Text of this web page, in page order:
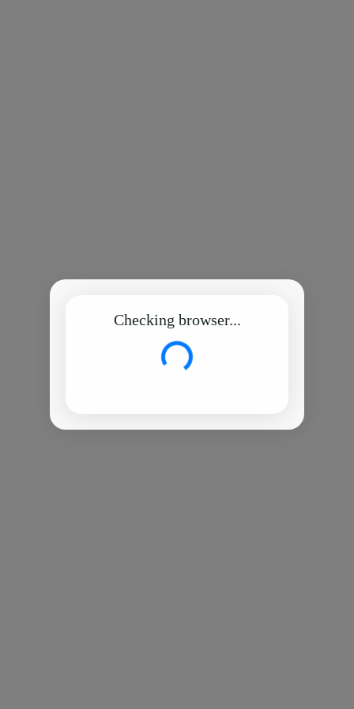
Checking browser...